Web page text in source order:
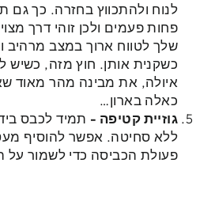
לנוח ולהתכווץ בחזרה. כך גם
פחות פעמים ולכן זוהי דרך
שלך לטווח ארוך במצב מרהיב
כשקנית אותן. חוץ מזה, כשיש
איולה, את מבינה מהר מאוד
כאלה בארון…
גוזיית קטיפה - תמיד לכבס
ללא סחיטה. אפשר להוסיף
פעולת הכביסה כדי לשמור על